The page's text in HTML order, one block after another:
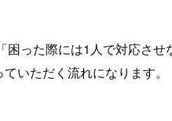
った際には1人で対応させ
いただく流れになります。